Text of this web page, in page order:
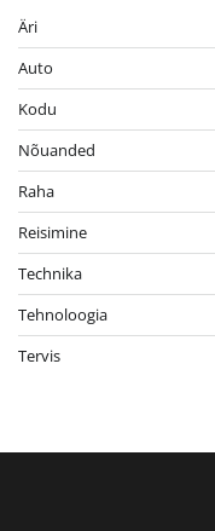
Äri
Auto
Kodu
Nõuanded
Raha
Reisimine
Technika
Tehnoloogia
Tervis